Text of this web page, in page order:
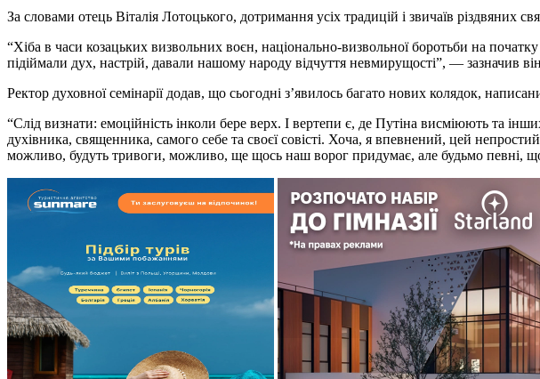
За словами отець Віталія Лотоцького, дотримання усіх традицій і звичаїв різдвяних
“Хіба в часи козацьких визвольних воєн, національно-визвольної боротьби на
підіймали дух, настрій, давали нашому народу відчуття невмирущості”, — зазначив
Ректор духовної семінарії додав, що сьогодні з’явилось багато нових колядок,
“Слід визнати: емоційність інколи бере верх. І вертепи є, де Путіна висміюють та
духівника, священника, самого себе та своєї совісті. Хоча, я впевнений, цей
можливо, будуть тривоги, можливо, ще щось наш ворог придумає, але будьмо певні,